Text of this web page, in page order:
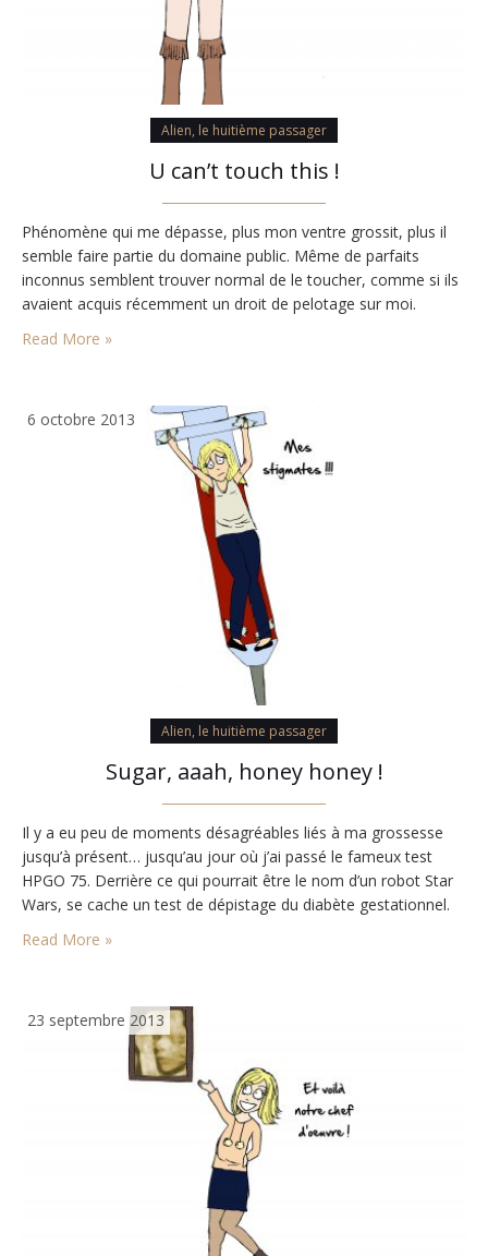
Alien, le huitième passager
U can’t touch this !
Phénomène qui me dépasse, plus mon ventre grossit, plus il
semble faire partie du domaine public. Même de parfaits
inconnus semblent trouver normal de le toucher, comme si ils
avaient acquis récemment un droit de pelotage sur moi.
Read More »
6 octobre 2013
Alien, le huitième passager
Sugar, aaah, honey honey !
Il y a eu peu de moments désagréables liés à ma grossesse
jusqu’à présent… jusqu’au jour où j’ai passé le fameux test
HPGO 75. Derrière ce qui pourrait être le nom d’un robot Star
Wars, se cache un test de dépistage du diabète gestationnel.
Read More »
23 septembre 2013